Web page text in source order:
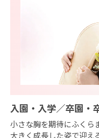
入園・入学／卒園・
小さな胸を期待にふくら
大きく成長した姿で迎え